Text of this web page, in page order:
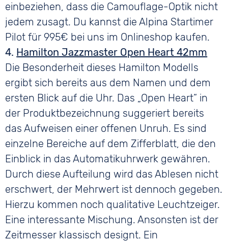
einbeziehen, dass die Camouflage-Optik nicht
jedem zusagt. Du kannst die Alpina Startimer
Pilot für 995€ bei uns im Onlineshop kaufen.
4. Hamilton Jazzmaster Open Heart 42mm
Die Besonderheit dieses Hamilton Modells
ergibt sich bereits aus dem Namen und dem
ersten Blick auf die Uhr. Das „Open Heart“ in
der Produktbezeichnung suggeriert bereits
das Aufweisen einer offenen Unruh. Es sind
einzelne Bereiche auf dem Zifferblatt, die den
Einblick in das Automatikuhrwerk gewähren.
Durch diese Aufteilung wird das Ablesen nicht
erschwert, der Mehrwert ist dennoch gegeben.
Hierzu kommen noch qualitative Leuchtzeiger.
Eine interessante Mischung. Ansonsten ist der
Zeitmesser klassisch designt. Ein